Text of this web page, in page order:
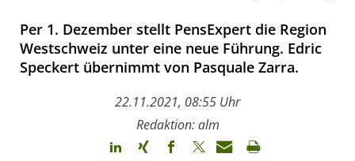
Per 1. Dezember stellt PensExpert die Region
Westschweiz unter eine neue Führung. Edric
Speckert übernimmt von Pasquale Zarra.
22.11.2021, 08:55 Uhr
Redaktion: alm